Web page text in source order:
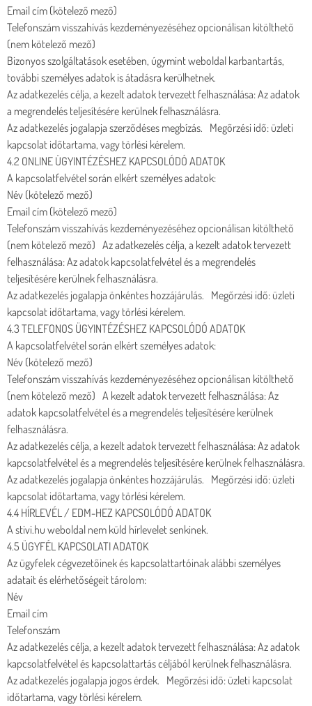
Email cím (kötelező mező)
Telefonszám visszahívás kezdeményezéséhez opcionálisan kitölthető
(nem kötelező mező)
Bizonyos szolgáltatások esetében, úgymint weboldal karbantartás,
további személyes adatok is átadásra kerülhetnek.
Az adatkezelés célja, a kezelt adatok tervezett felhasználása: Az adatok
a megrendelés teljesítésére kerülnek felhasználásra.
Az adatkezelés jogalapja szerződéses megbízás. Megőrzési idő: üzleti
kapcsolat időtartama, vagy törlési kérelem.
4.2 ONLINE ÜGYINTÉZÉSHEZ KAPCSOLÓDÓ ADATOK
A kapcsolatfelvétel során elkért személyes adatok:
Név (kötelező mező)
Email cím (kötelező mező)
Telefonszám visszahívás kezdeményezéséhez opcionálisan kitölthető
(nem kötelező mező) Az adatkezelés célja, a kezelt adatok tervezett
felhasználása: Az adatok kapcsolatfelvétel és a megrendelés
teljesítésére kerülnek felhasználásra.
Az adatkezelés jogalapja önkéntes hozzájárulás. Megőrzési idő: üzleti
kapcsolat időtartama, vagy törlési kérelem.
4.3 TELEFONOS ÜGYINTÉZÉSHEZ KAPCSOLÓDÓ ADATOK
A kapcsolatfelvétel során elkért személyes adatok:
Név (kötelező mező)
Telefonszám visszahívás kezdeményezéséhez opcionálisan kitölthető
(nem kötelező mező) A kezelt adatok tervezett felhasználása: Az
adatok kapcsolatfelvétel és a megrendelés teljesítésére kerülnek
felhasználásra.
Az adatkezelés célja, a kezelt adatok tervezett felhasználása: Az adatok
kapcsolatfelvétel és a megrendelés teljesítésére kerülnek felhasználásra.
Az adatkezelés jogalapja önkéntes hozzájárulás. Megőrzési idő: üzleti
kapcsolat időtartama, vagy törlési kérelem.
4.4 HÍRLEVÉL / EDM-HEZ KAPCSOLÓDÓ ADATOK
A stivi.hu weboldal nem küld hírlevelet senkinek.
4.5 ÜGYFÉL KAPCSOLATI ADATOK
Az ügyfelek cégvezetőinek és kapcsolattartóinak alábbi személyes
adatait és elérhetőségeit tárolom:
Név
Email cím
Telefonszám
Az adatkezelés célja, a kezelt adatok tervezett felhasználása: Az adatok
kapcsolatfelvétel és kapcsolattartás céljából kerülnek felhasználásra.
Az adatkezelés jogalapja jogos érdek. Megőrzési idő: üzleti kapcsolat
időtartama, vagy törlési kérelem.